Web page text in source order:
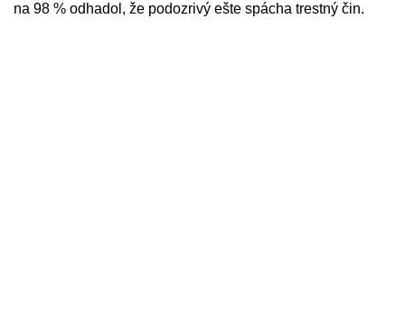
na 98 % odhadol, že podozrivý ešte spácha trestný čin.